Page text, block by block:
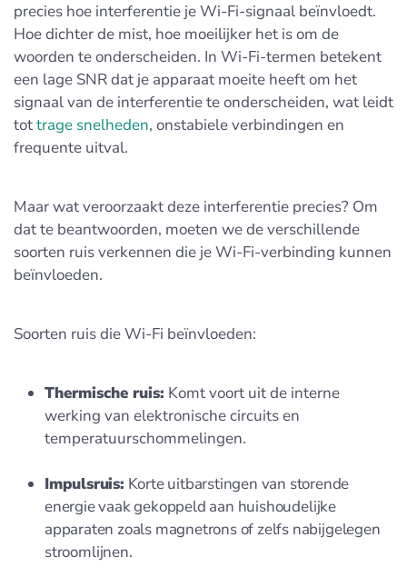
precies hoe interferentie je Wi-Fi-signaal beïnvloedt.
Hoe dichter de mist, hoe moeilijker het is om de
woorden te onderscheiden. In Wi-Fi-termen betekent
een lage SNR dat je apparaat moeite heeft om het
signaal van de interferentie te onderscheiden, wat leidt
tottrage snelheden, onstabiele verbindingen en
frequente uitval.
Maar wat veroorzaakt deze interferentie precies? Om
dat te beantwoorden, moeten we de verschillende
soorten ruis verkennen die je Wi-Fi-verbinding kunnen
beïnvloeden.
Soorten ruis die Wi-Fi beïnvloeden:
Thermische ruis: Komt voort uit de interne
werking van elektronische circuits en
temperatuurschommelingen.
Impulsruis: Korte uitbarstingen van storende
energie vaak gekoppeld aan huishoudelijke
apparaten zoals magnetrons of zelfs nabijgelegen
stroomlijnen.